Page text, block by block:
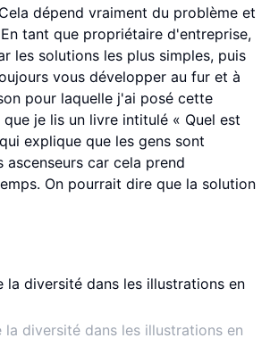
dépend vraiment du problème et
tant que propriétaire d'entreprise,
les solutions les plus simples, puis
vous développer au fur et à
pour laquelle j'ai posé cette
je lis un livre intitulé « Quel est
explique que les gens sont
ascenseurs car cela prend
On pourrait dire que la solution
la diversité dans les illustrations en